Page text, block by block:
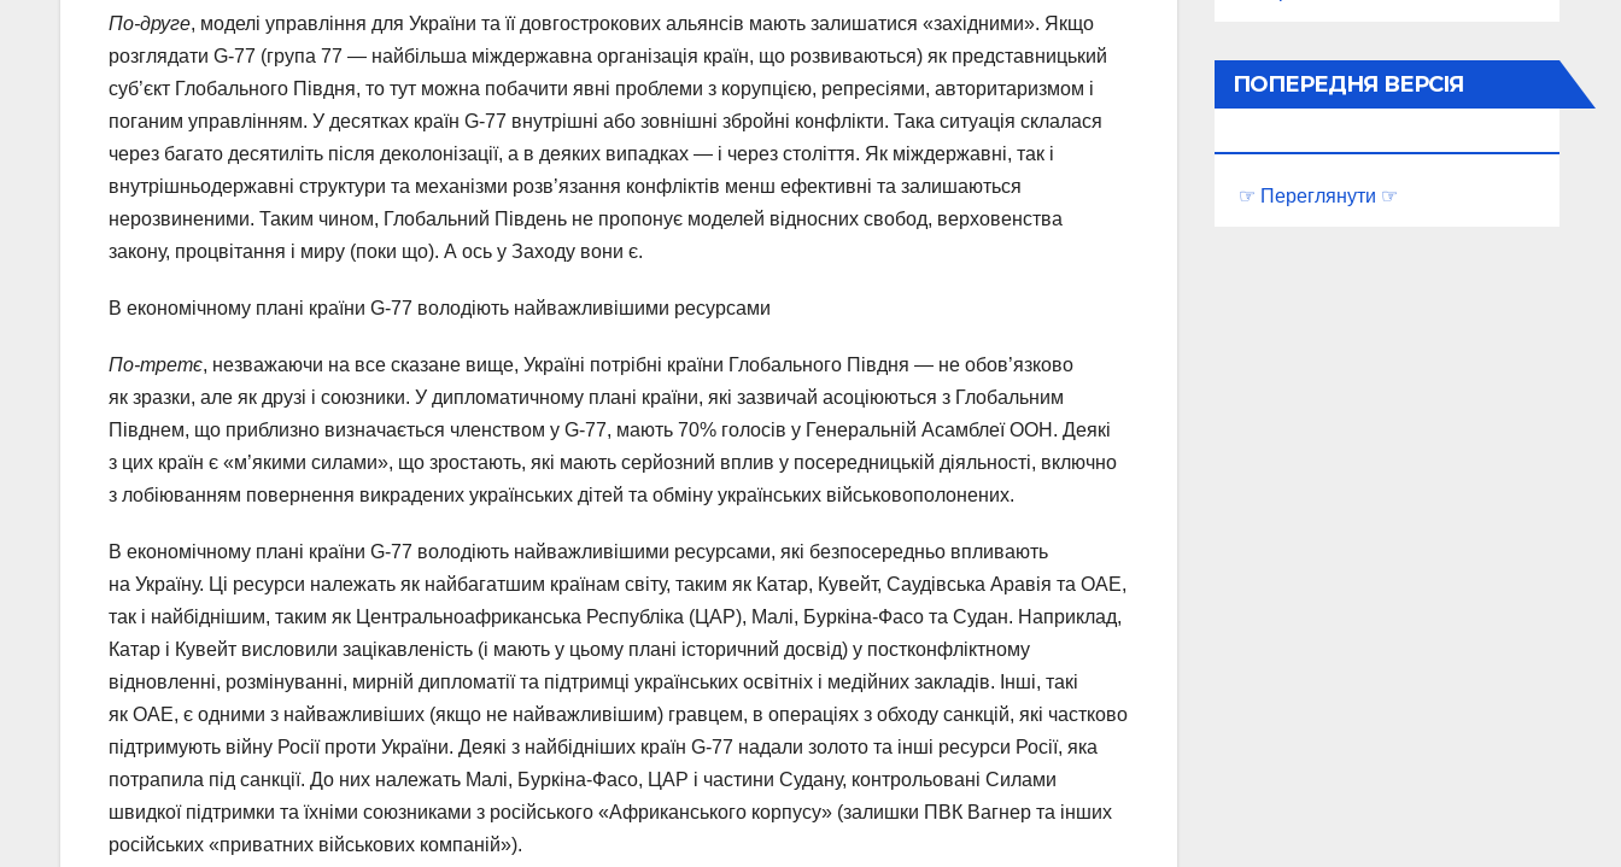
По-друге, моделі управління для України та її довгострокових альянсів мають залишатися «західними». Якщо
розглядати G-77 (група 77 — найбільша міждержавна організація країн, що розвиваються) як представницький
суб’єкт Глобального Півдня, то тут можна побачити явні проблеми з корупцією, репресіями, авторитаризмом і
поганим управлінням. У десятках країн G-77 внутрішні або зовнішні збройні конфлікти. Така ситуація склалася
через багато десятиліть після деколонізації, а в деяких випадках — і через століття. Як міждержавні, так і
внутрішньодержавні структури та механізми розв’язання конфліктів менш ефективні та залишаються
нерозвиненими. Таким чином, Глобальний Південь не пропонує моделей відносних свобод, верховенства
закону, процвітання і миру (поки що). А ось у Заходу вони є.
В економічному плані країни G-77 володіють найважливішими ресурсами
По-третє, незважаючи на все сказане вище, Україні потрібні країни Глобального Півдня — не обов’язково
як зразки, але як друзі і союзники. У дипломатичному плані країни, які зазвичай асоціюються з Глобальним
Півднем, що приблизно визначається членством у G-77, мають 70% голосів у Генеральній Асамблеї ООН. Деякі
з цих країн є «м’якими силами», що зростають, які мають серйозний вплив у посередницькій діяльності, включно
з лобіюванням повернення викрадених українських дітей та обміну українських військовополонених.
В економічному плані країни G-77 володіють найважливішими ресурсами, які безпосередньо впливають
на Україну. Ці ресурси належать як найбагатшим країнам світу, таким як Катар, Кувейт, Саудівська Аравія та ОАЕ,
так і найбіднішим, таким як Центральноафриканська Республіка (ЦАР), Малі, Буркіна-Фасо та Судан. Наприклад,
Катар і Кувейт висловили зацікавленість (і мають у цьому плані історичний досвід) у постконфліктному
відновленні, розмінуванні, мирній дипломатії та підтримці українських освітніх і медійних закладів. Інші, такі
як ОАЕ, є одними з найважливіших (якщо не найважливішим) гравцем, в операціях з обходу санкцій, які частково
підтримують війну Росії проти України. Деякі з найбідніших країн G-77 надали золото та інші ресурси Росії, яка
потрапила під санкції. До них належать Малі, Буркіна-Фасо, ЦАР і частини Судану, контрольовані Силами
швидкої підтримки та їхніми союзниками з російського «Африканського корпусу» (залишки ПВК Вагнер та інших
російських «приватних військових компаній»).
ПОПЕРЕДНЯ ВЕРСІЯ
☞ Переглянути ☞